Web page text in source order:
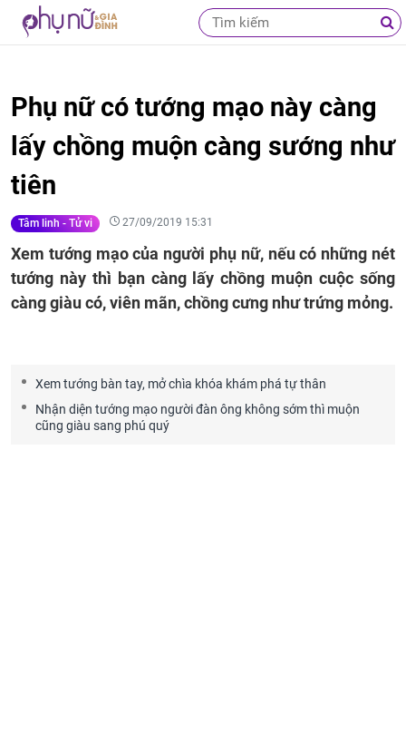
Phụ nữ có tướng mạo này càng
lấy chồng muộn càng sướng như
tiên
Tâm linh - Tử vi 27/09/2019 15:31
Xem tướng mạo của người phụ nữ, nếu có những nét
tướng này thì bạn càng lấy chồng muộn cuộc sống
càng giàu có, viên mãn, chồng cưng như trứng mỏng.
Xem tướng bàn tay, mở chìa khóa khám phá tự thân
Nhận diện tướng mạo người đàn ông không sớm thì muộn
cũng giàu sang phú quý